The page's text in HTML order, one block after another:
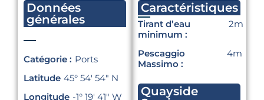
Données
générales
Catégorie : Ports
Latitude 45° 54′ 54″ N
Longitude -1° 19′ 41″ W
Caractéristiques
Tirant d’eau
minimum :
2m
Pescaggio
Massimo :
4m
Quayside